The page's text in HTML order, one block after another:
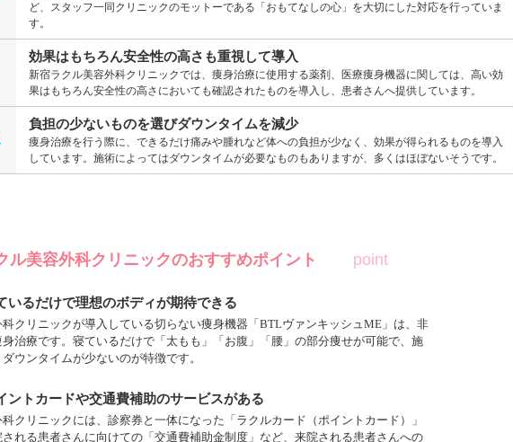
ど、スタッフ一同クリニックのモットーである「おもてなしの心」を大切にした対応を行っていま
す。
効果はもちろん安全性の高さも重視して導入
新宿ラクル美容外科クリニックでは、痩身治療に使用する薬剤、医療痩身機器に関しては、高い効
果はもちろん安全性の高さにおいても確認されたものを導入し、患者さんへ提供しています。
負担の少ないものを選びダウンタイムを減少
痩身治療を行う際に、できるだけ痛みや腫れなど体への負担が少なく、効果が得られるものを導入
しています。施術によってはダウンタイムが必要なものもありますが、多くはほぼないそうです。
ル美容外科クリニックのおすすめポイント
いるだけで理想のボディが期待できる
クリニックが導入している切らない痩身機器「BTLヴァンキッシュME」は、非
治療です。寝ているだけで「太もも」「お腹」「腰」の部分痩せが可能で、施
ウンタイムが少ないのが特徴です。
ントカードや交通費補助のサービスがある
クリニックには、診察券と一体になった「ラクルカード（ポイントカード）」
れる患者さんに向けての「交通費補助金制度」など、来院される患者さんへの